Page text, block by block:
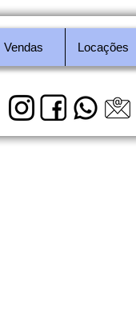
Vendas Locações